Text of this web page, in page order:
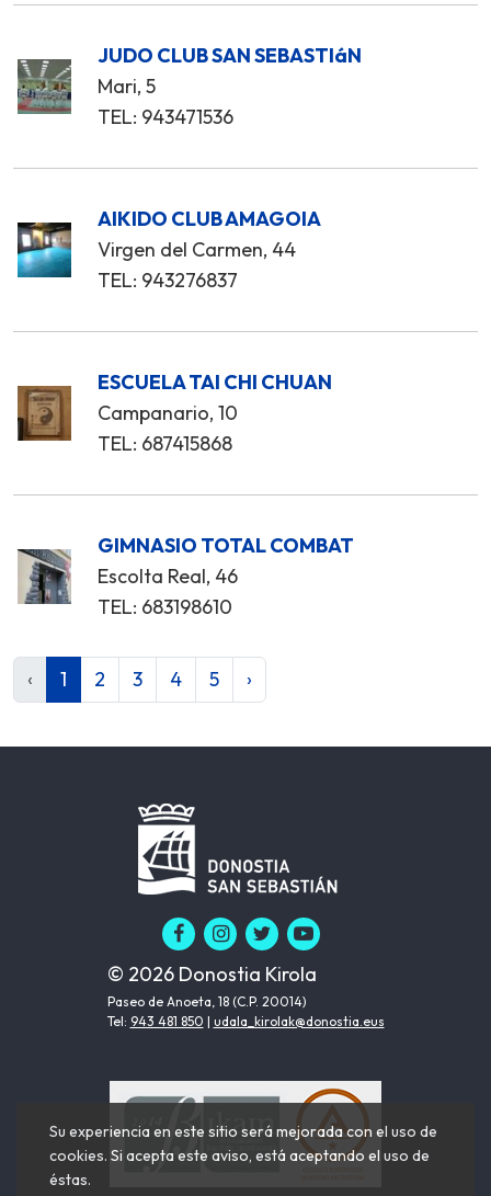
JUDO CLUB SAN SEBASTIáN
Mari, 5
TEL: 943471536
AIKIDO CLUB AMAGOIA
Virgen del Carmen, 44
TEL: 943276837
ESCUELA TAI CHI CHUAN
Campanario, 10
TEL: 687415868
GIMNASIO TOTAL COMBAT
Escolta Real, 46
TEL: 683198610
‹ 1 2 3 4 5 ›
© 2026 Donostia Kirola
Paseo de Anoeta, 18 (C.P. 20014)
Tel: 943 481 850 | udala_kirolak@donostia.eus
Su experiencia en este sitio será mejorada con el uso de
cookies. Si acepta este aviso, está aceptando el uso de
éstas.